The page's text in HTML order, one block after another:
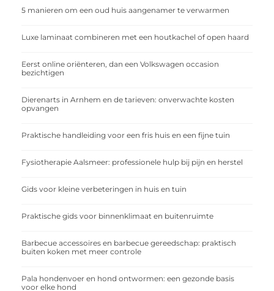
5 manieren om een oud huis aangenamer te verwarmen
Luxe laminaat combineren met een houtkachel of open haard
Eerst online oriënteren, dan een Volkswagen occasion
bezichtigen
Dierenarts in Arnhem en de tarieven: onverwachte kosten
opvangen
Praktische handleiding voor een fris huis en een fijne tuin
Fysiotherapie Aalsmeer: professionele hulp bij pijn en herstel
Gids voor kleine verbeteringen in huis en tuin
Praktische gids voor binnenklimaat en buitenruimte
Barbecue accessoires en barbecue gereedschap: praktisch
buiten koken met meer controle
Pala hondenvoer en hond ontwormen: een gezonde basis
voor elke hond